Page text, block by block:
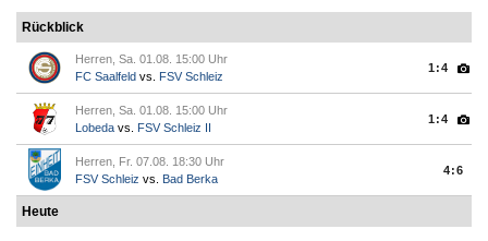
Rückblick
Herren, Sa. 01.08. 15:00 Uhr
FC Saalfeld vs. FSV Schleiz
1:4
Herren, Sa. 01.08. 15:00 Uhr
Lobeda vs. FSV Schleiz II
1:4
Herren, Fr. 07.08. 18:30 Uhr
FSV Schleiz vs. Bad Berka
4:6
Heute